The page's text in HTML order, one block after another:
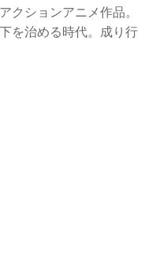
クションアニメ作品。
を治める時代。成り行